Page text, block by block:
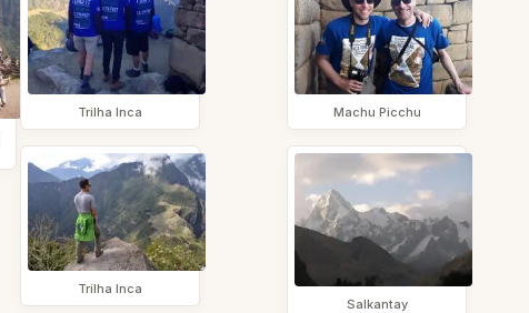
Trilha Inca Machu Picchu
Trilha Inca
Salkantay